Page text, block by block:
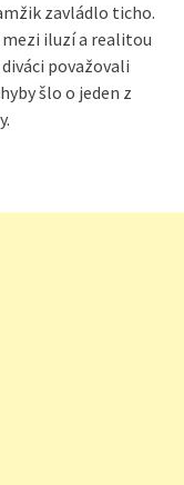
zavládlo ticho.
iluzí a realitou
považovali
šlo o jeden z